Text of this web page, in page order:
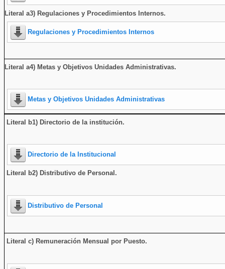
Literal a3) Regulaciones y Procedimientos Internos.
Regulaciones y Procedimientos Internos
Literal a4) Metas y Objetivos Unidades Administrativas.
Metas y Objetivos Unidades Administrativas
Literal b1) Directorio de la institución.
Directorio de la Institucional
Literal b2) Distributivo de Personal.
Distributivo de Personal
Literal c) Remuneración Mensual por Puesto.